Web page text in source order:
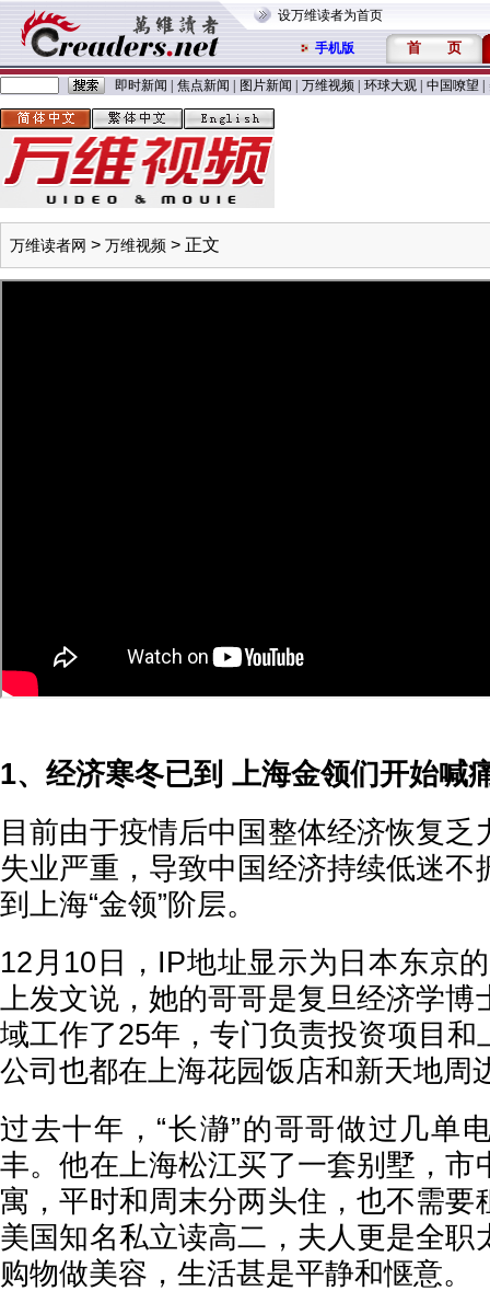
设万维读者为首页
手机版 首 页
即时新闻 焦点新闻 图片新闻 万维视频 环球大观 中国嘹望
万维读者网 > 万维视频 > 正文
1、经济寒冬已到 上海金领们开始喊
目前由于疫情后中国整体经济恢复乏
失业严重，导致中国经济持续低迷不
到上海“金领”阶层。
12月10日，IP地址显示为日本东京
上发文说，她的哥哥是复旦经济学博
域工作了25年，专门负责投资项目和
公司也都在上海花园饭店和新天地周
过去十年，“长瀞”的哥哥做过几单
丰。他在上海松江买了一套别墅，市
寓，平时和周末分两头住，也不需要
美国知名私立读高二，夫人更是全职
购物做美容，生活甚是平静和惬意。